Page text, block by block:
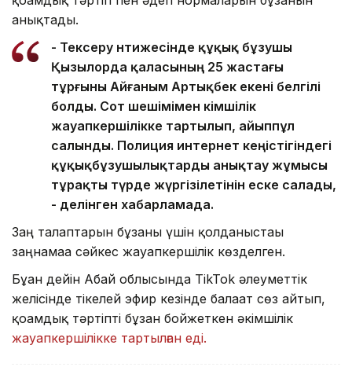
анықтады.
- Тексеру нәтижесінде құқық бұзушы
Қызылорда қаласының 25 жастағы
тұрғыны Айғаным Артықбек екені белгілі
болды. Сот шешімімен әкімшілік
жауапкершілікке тартылып, айыппұл
салынды. Полиция интернет кеңістігіндегі
құқықбұзушылықтарды анықтау жұмысы
тұрақты түрде жүргізілетінін еске салады,
- делінген хабарламада.
Заң талаптарын бұзғаны үшін қолданыстағы
заңнамаға сәйкес жауапкершілік көзделген.
Бұған дейін Абай облысында TikTok әлеуметтік
желісінде тікелей эфир кезінде балағат сөз айтып,
қоғамдық тәртіпті бұзған бойжеткен әкімшілік
жауапкершілікке тартылған еді.